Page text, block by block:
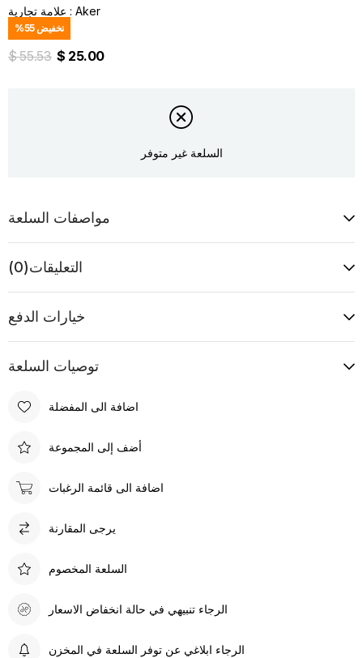
علامة تجارية : Aker
%55تخفيض
$ 55.53 $ 25.00
السلعة غير متوفر
مواصفات السلعة
التعليقات(0)
خيارات الدفع
توصيات السلعة
اضافة الى المفضلة
أضف إلى المجموعة
اضافة الى قائمة الرغبات
يرجى المقارنة
السلعة المخصوم
الرجاء تنبيهي في حالة انخفاض الاسعار
الرجاء ابلاغي عن توفر السلعة في المخزن